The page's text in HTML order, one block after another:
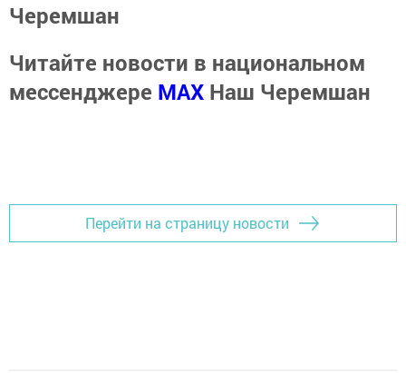
Черемшан
Читайте новости в национальном
мессенджере MАХ Наш Черемшан
Перейти на страницу новости